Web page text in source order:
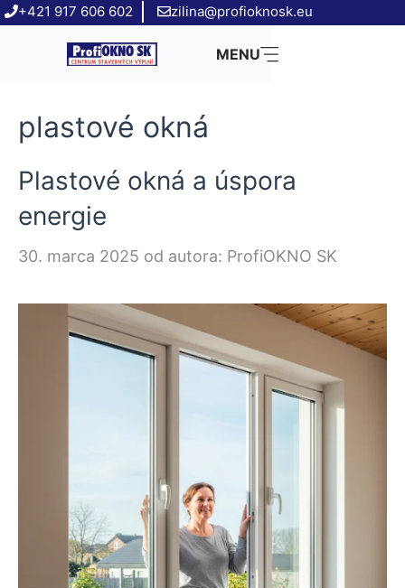
Preskočiť
+421 917 606 602 zilina@profioknosk.eu
MENU
plastové okná
Plastové okná a úspora
energie
30. marca 2025 od autora: ProfiOKNO SK